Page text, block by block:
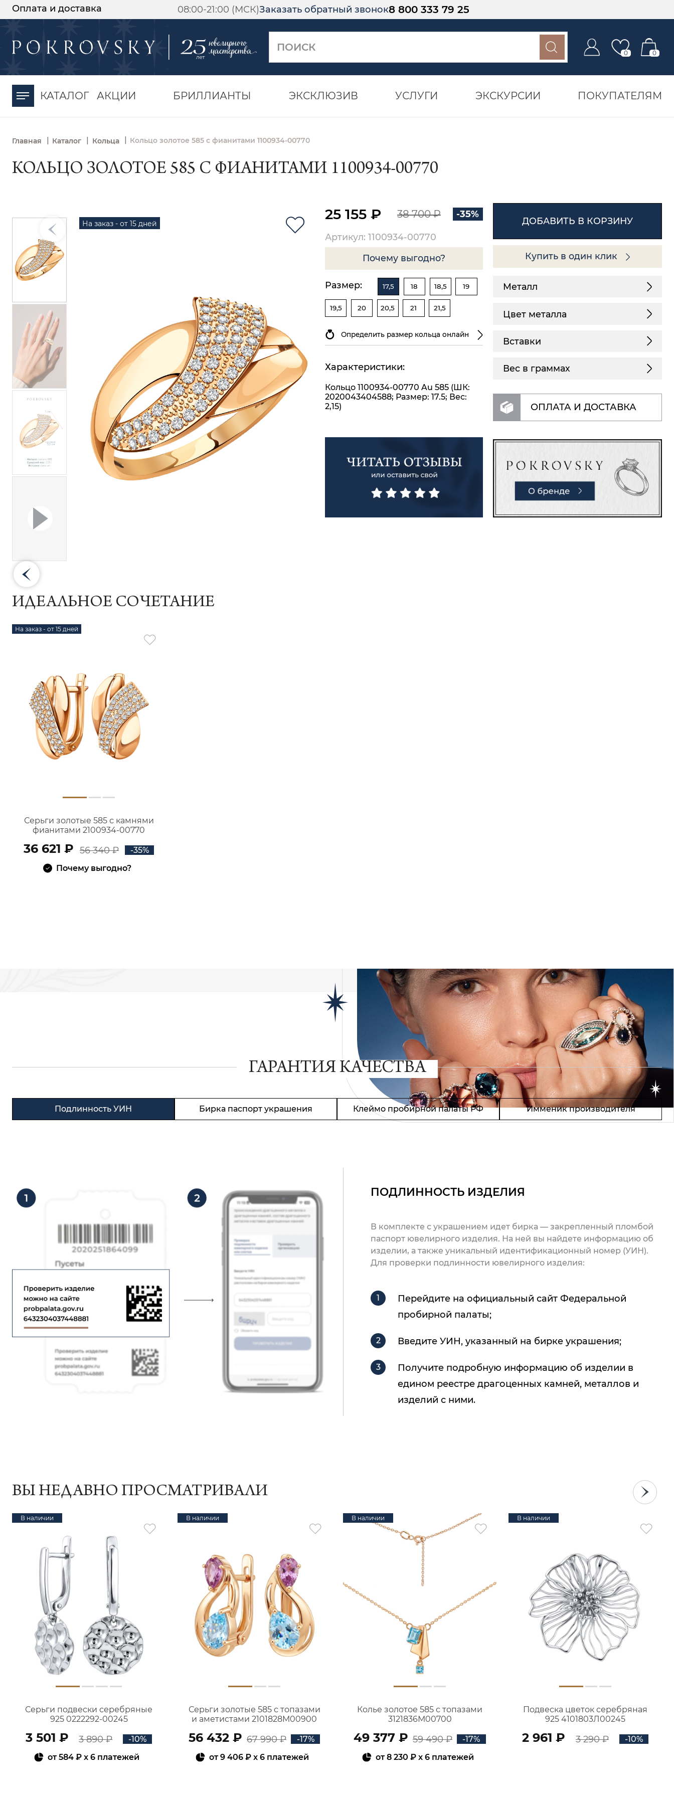
Оплата и доставка 08:00-21:00 (МСК)Заказать обратный звонок8 800 333 79 25
0 0
КАТАЛОГ АКЦИИ БРИЛЛИАНТЫ ЭКСКЛЮЗИВ УСЛУГИ ЭКСКУРСИИ ПОКУПАТЕЛЯМ
Главная | Каталог | Кольца Кольцо золотое 585 с фианитами 1100934-00770
КОЛЬЦО ЗОЛОТОЕ 585 С ФИАНИТАМИ 1100934-00770
На заказ - от 15 дней
25 155 ₽ 38 700 ₽ -35%
Артикул: 1100934-00770
Почему выгодно?
Размер: 17,5 18 18,5 19
19,5 20 20,5 21 21,5
Определить размер кольца онлайн
Характеристики:
Кольцо 1100934-00770 Au 585 (ШК:
2020043404588; Размер: 17.5; Вес:
2,15)
ДОБАВИТЬ В КОРЗИНУ
Купить в один клик
Металл
Цвет металла
Вставки
Вес в граммах
ОПЛАТА И ДОСТАВКА
ИДЕАЛЬНОЕ СОЧЕТАНИЕ
На заказ - от 15 дней
Серьги золотые 585 с камнями
фианитами 2100934-00770
36 621 ₽ 56 340 ₽
-35%
Почему выгодно?
ГАРАНТИЯ КАЧЕСТВА
Подлинность УИН Бирка паспорт украшения Клеймо пробирной палаты РФ Имменик производителя
ПОДЛИННОСТЬ ИЗДЕЛИЯ
В комплекте с украшением идет бирка — закрепленный пломбой
паспорт ювелирного изделия. На ней вы найдете информацию об
изделии, а также уникальный идентификационный номер (УИН).
Для проверки подлинности ювелирного изделия:
Перейдите на официальный сайт Федеральной
пробирной палаты;
Введите УИН, указанный на бирке украшения;
Получите подробную информацию об изделии в
едином реестре драгоценных камней, металлов и
изделий с ними.
ВЫ НЕДАВНО ПРОСМАТРИВАЛИ
В наличии
Серьги подвески серебряные
925 0222292-00245
3 501 ₽ 3 890 ₽
-10%
от584 ₽ x 6 платежей
В наличии
Серьги золотые 585 с топазами
и аметистами 2101828М00900
56 432 ₽ 67 990 ₽
-17%
от9 406 ₽ x 6 платежей
В наличии
Колье золотое 585 с топазами
3121836М00700
49 377 ₽ 59 490 ₽
-17%
от8 230 ₽x 6 платежей
В наличии
Подвеска цветок серебряная
925 4101803Л00245
2 961 ₽ 3 290 ₽ -10%
-30%
момента оплаты